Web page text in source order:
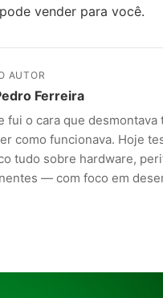
vender para você.
AUTOR
Ferreira
fui o cara que desmontava
como funcionava. Hoje
tudo sobre hardware,
— com foco em